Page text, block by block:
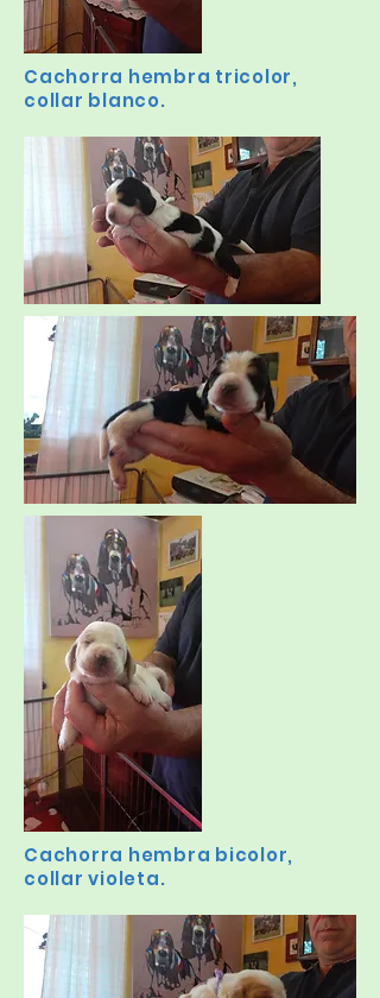
Cachorra hembra tricolor,
collar blanco.
Cachorra hembra bicolor,
collar violeta.